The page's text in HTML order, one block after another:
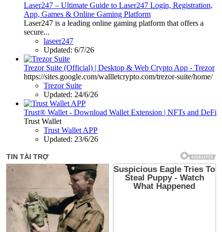
Laser247 – Ultimate Guide to Laser247 Login, Registration,
App, Games & Online Gaming Platform
Laser247 is a leading online gaming platform that offers a
secure...
laseer247
Updated: 6/7/26
Trezor Suite (Official) | Desktop & Web Crypto App - Trezor
https://sites.google.com/wallletcrypto.com/trezor-suite/home/
Trezor Suite
Updated: 24/6/26
Trust® Wallet - Download Wallet Extension | NFTs and DeFi
Trust Wallet
Trust Wallet APP
Updated: 23/6/26